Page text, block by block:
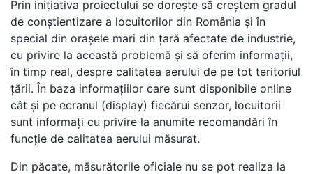
Prin inițiativa proiectului se dorește să creștem gradul
de conștientizare a locuitorilor din România și în
special din orașele mari din țară afectate de industrie,
cu privire la această problemă și să oferim informații,
în timp real, despre calitatea aerului de pe tot teritoriul
țării. În baza informațiilor care sunt disponibile online
cât și pe ecranul (display) fiecărui senzor, locuitorii
sunt informați cu privire la anumite recomandări în
funcție de calitatea aerului măsurat.
Din păcate, măsurătorile oficiale nu se pot realiza la